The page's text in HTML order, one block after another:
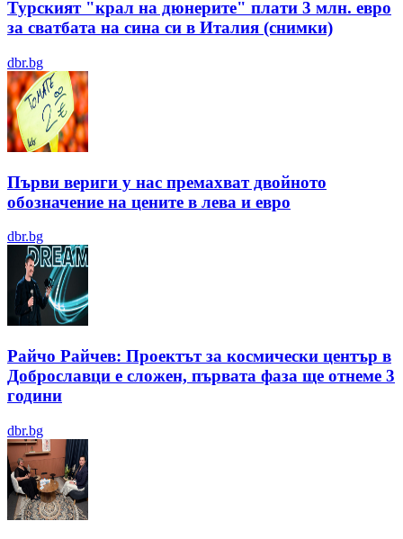
Турският "крал на дюнерите" плати 3 млн. евро
за сватбата на сина си в Италия (снимки)
dbr.bg
Първи вериги у нас премахват двойното
обозначение на цените в лева и евро
dbr.bg
Райчо Райчев: Проектът за космически център в
Доброславци е сложен, първата фаза ще отнеме 3
години
dbr.bg